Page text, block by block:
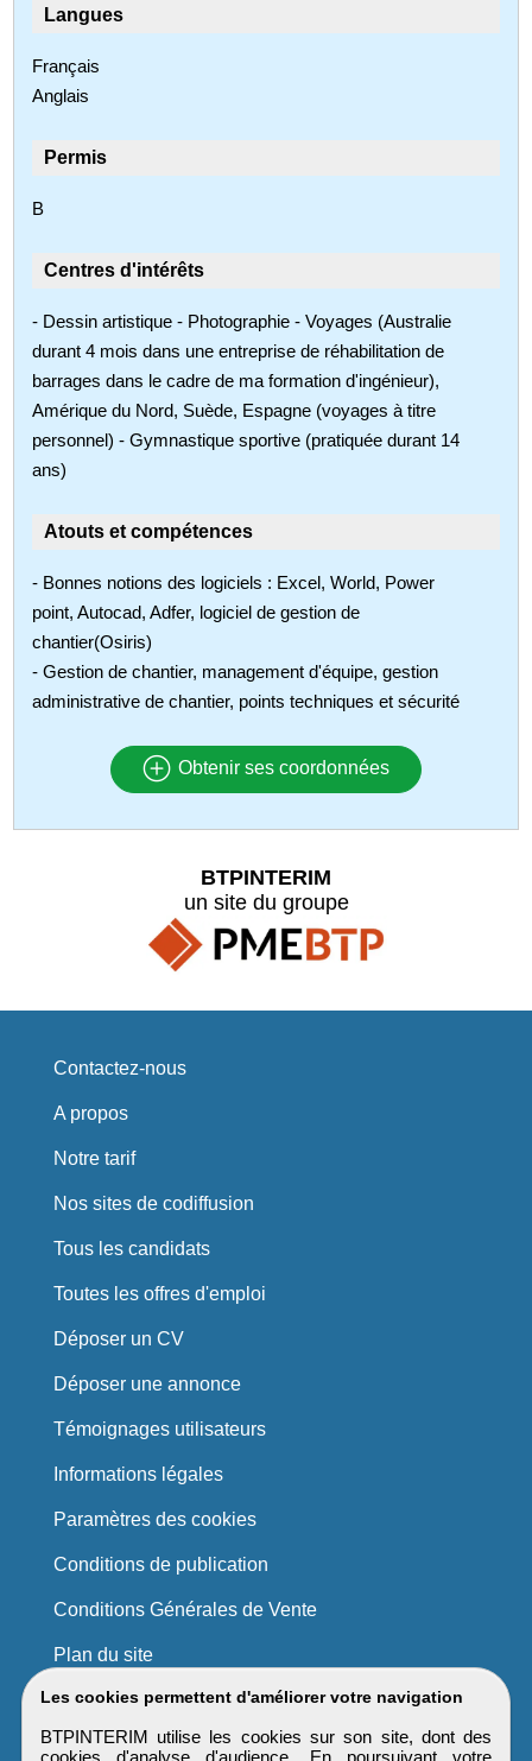
Langues
Français
Anglais
Permis
B
Centres d'intérêts
- Dessin artistique - Photographie - Voyages (Australie
durant 4 mois dans une entreprise de réhabilitation de
barrages dans le cadre de ma formation d'ingénieur),
Amérique du Nord, Suède, Espagne (voyages à titre
personnel) - Gymnastique sportive (pratiquée durant 14
ans)
Atouts et compétences
- Bonnes notions des logiciels : Excel, World, Power
point, Autocad, Adfer, logiciel de gestion de
chantier(Osiris)
- Gestion de chantier, management d'équipe, gestion
administrative de chantier, points techniques et sécurité
Obtenir ses coordonnées
Les cookies permettent d'améliorer votre navigation
BTPINTERIM utilise les cookies sur son site, dont des
cookies d'analyse d'audience. En poursuivant votre
BTPINTERIM
un site du groupe
Contactez-nous
A propos
Notre tarif
Nos sites de codiffusion
Tous les candidats
Toutes les offres d'emploi
Déposer un CV
Déposer une annonce
Témoignages utilisateurs
Informations légales
Paramètres des cookies
Conditions de publication
Conditions Générales de Vente
Plan du site